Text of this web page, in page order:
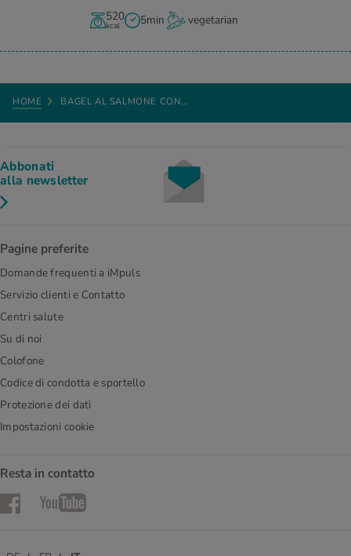
520
kcal 5min vegetarian
HOME BAGEL AL SALMONE CON…
Abbonati
alla newsletter
Pagine preferite
Domande frequenti a iMpuls
Servizio clienti e Contatto
Centri salute
Su di noi
Colofone
Codice di condotta e sportello
Protezione dei dati
Impostazioni cookie
Resta in contatto
FacebookYouTube